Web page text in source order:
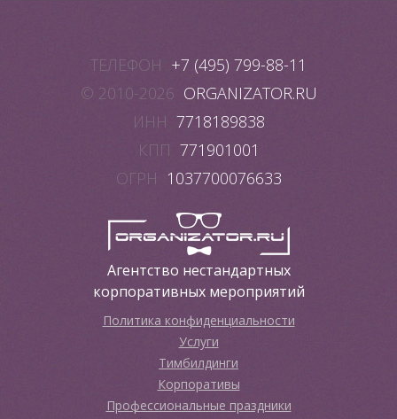
ТЕЛЕФОН +7 (495) 799-88-11
© 2010-2026 ORGANIZATOR.RU
ИНН 7718189838
КПП 771901001
ОГРН 1037700076633
Агентство нестандартных
корпоративных мероприятий
Политика конфиденциальности
Услуги
Тимбилдинги
Корпоративы
Профессиональные праздники